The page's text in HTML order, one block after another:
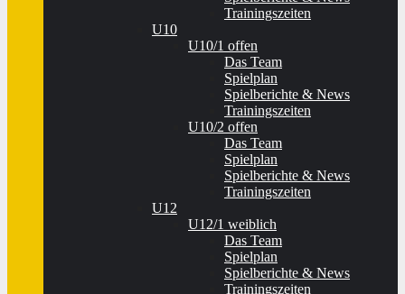
Trainingszeiten
U10
U10/1 offen
Das Team
Spielplan
Spielberichte & News
Trainingszeiten
U10/2 offen
Das Team
Spielplan
Spielberichte & News
Trainingszeiten
U12
U12/1 weiblich
Das Team
Spielplan
Spielberichte & News
Trainingszeiten